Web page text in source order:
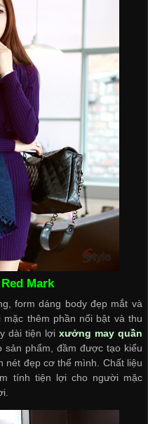
Mark
form dáng body đẹp mắt và
thêm phần nổi bật và thu
dài tiện lợixưởng may quần
sản phẩm, đầm được tạo kiểu
nét đẹp cơ thể mình. Chất liệu
tính tiện lợi cho người mặc